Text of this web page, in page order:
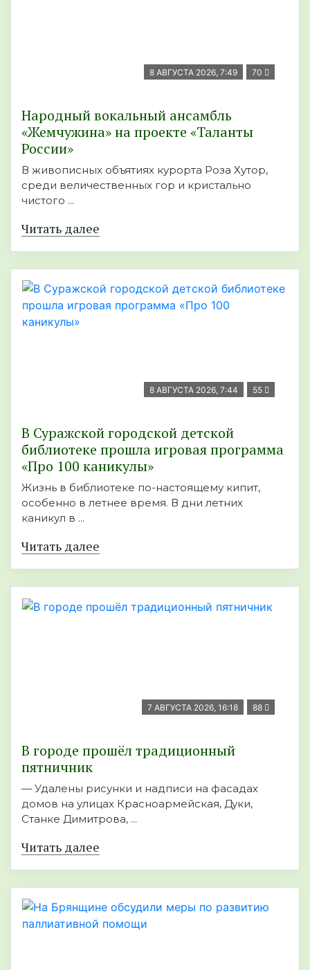
8 АВГУСТА 2026, 7:49 70
Народный вокальный ансамбль
«Жемчужина» на проекте «Таланты
России»
В живописных объятиях курорта Роза Хутор,
среди величественных гор и кристально
чистого ...
Читать далее
8 АВГУСТА 2026, 7:44 55
В Суражской городской детской
библиотеке прошла игровая программа
«Про 100 каникулы»
Жизнь в библиотеке по-настоящему кипит,
особенно в летнее время. В дни летних
каникул в ...
Читать далее
7 АВГУСТА 2026, 16:18 88
В городе прошёл традиционный
пятничник
— Удалены рисунки и надписи на фасадах
домов на улицах Красноармейская, Дуки,
Станке Димитрова, ...
Читать далее